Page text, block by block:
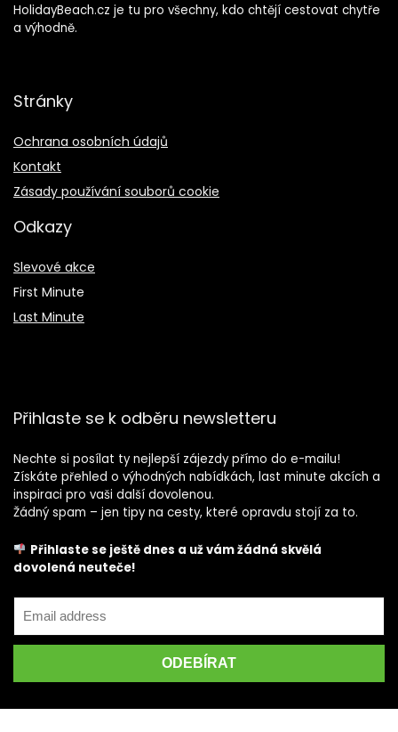
HolidayBeach.cz je tu pro všechny, kdo chtějí cestovat chytře
a výhodně.
Stránky
Ochrana osobních údajů
Kontakt
Zásady používání souborů cookie
Odkazy
Slevové akce
First Minute
Last Minute
Přihlaste se k odběru newsletteru
Nechte si posílat ty nejlepší zájezdy přímo do e-mailu!
Získáte přehled o výhodných nabídkách, last minute akcích a
inspiraci pro vaši další dovolenou.
Žádný spam – jen tipy na cesty, které opravdu stojí za to.
Přihlaste se ještě dnes a už vám žádná skvělá
dovolená neuteče!